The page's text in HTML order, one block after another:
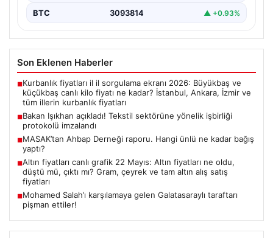
BTC 3093814 ▲ +0.93%
Son Eklenen Haberler
■Kurbanlık fiyatları il il sorgulama ekranı 2026: Büyükbaş ve
küçükbaş canlı kilo fiyatı ne kadar? İstanbul, Ankara, İzmir ve
tüm illerin kurbanlık fiyatları
■Bakan Işıkhan açıkladı! Tekstil sektörüne yönelik işbirliği
protokolü imzalandı
■MASAK’tan Ahbap Derneği raporu. Hangi ünlü ne kadar bağış
yaptı?
■Altın fiyatları canlı grafik 22 Mayıs: Altın fiyatları ne oldu,
düştü mü, çıktı mı? Gram, çeyrek ve tam altın alış satış
fiyatları
■Mohamed Salah’ı karşılamaya gelen Galatasaraylı taraftarı
pişman ettiler!